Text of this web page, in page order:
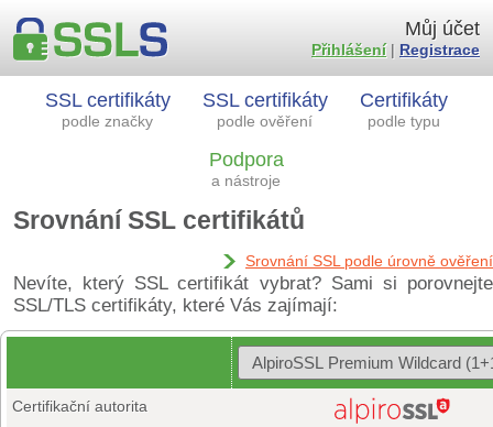
SSL certifikáty
podle značky
SSL certifikáty
podle ověření
Certifikáty
podle typu
Podpora
a nástroje
Můj účet
Přihlášení| Registrace
Srovnání SSL certifikátů
Srovnání SSL podle úrovně ověření
Nevíte, který SSL certifikát vybrat? Sami si porovnejte
SSL/TLS certifikáty, které Vás zajímají:
Certifikační autorita